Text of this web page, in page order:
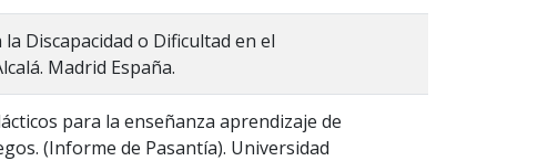
la Discapacidad o Dificultad en el
Madrid España.
para la enseñanza aprendizaje de
(Informe de Pasantía). Universidad